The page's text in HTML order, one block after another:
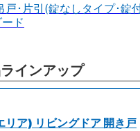
戸･片引(錠なしタイプ･錠
ド
インアップ
ア) リビングドア 開き戸